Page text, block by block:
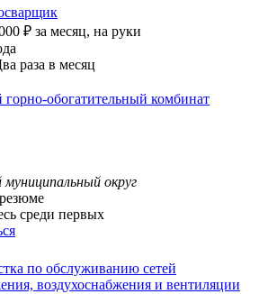
₽ за месяц, на руки
раза в месяц
горно-обогатительный комбинат
муниципальный округ
среди первых
по обслуживанию сетей
воздухоснабжения и вентиляции